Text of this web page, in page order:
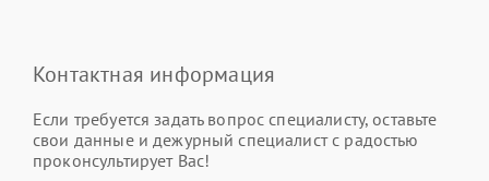
Контактная информация
Если требуется задать вопрос специалисту, оставьте
свои данные и дежурный специалист с радостью
проконсультирует Вас!